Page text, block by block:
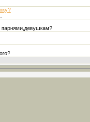
парнями,девушкам?